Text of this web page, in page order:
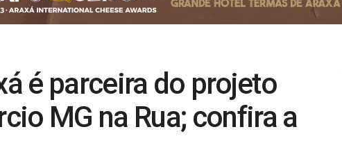
é parceira do projeto
MG na Rua; confira a